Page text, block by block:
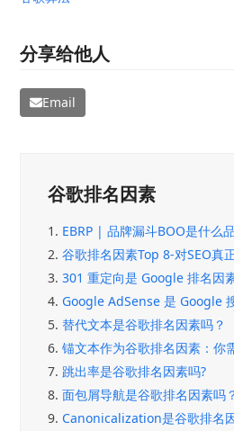
分享给他人
Email
谷歌排名因素
1. EBRP | 品牌漏斗BOO是什么
2. 谷歌排名因素Top 8-对SEO真
3. 301 重定向是 Google 排名因
4. Google AdSense 是 Google
5. 替代文本是谷歌排名因素吗？
6. 锚文本作为谷歌排名因素：你
7. 跳出率是谷歌排名因素吗?
8. 面包屑导航是谷歌排名因素吗
9. Canonicalization是谷歌排名